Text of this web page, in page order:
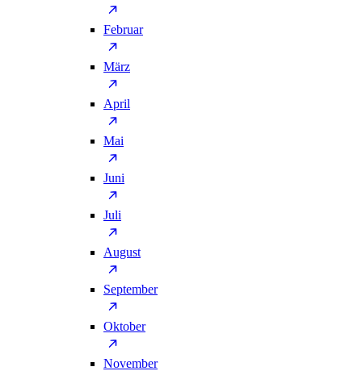
Februar
März
April
Mai
Juni
Juli
August
September
Oktober
November